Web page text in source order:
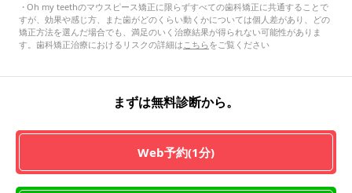
・Oh my teethのマウスピース矯正に限らずすべての歯科矯正に共通することで
すが、効果や感じ方、また歯がどのくらい動くかについては個人差があり、どの
矯正方法を選んだ場合でも、満足のいく治療結果が得られない可能性がありま
す。歯科矯正治療におけるリスクの詳細はこちらをご覧ください
まずは無料診断から。
Web予約(1分)